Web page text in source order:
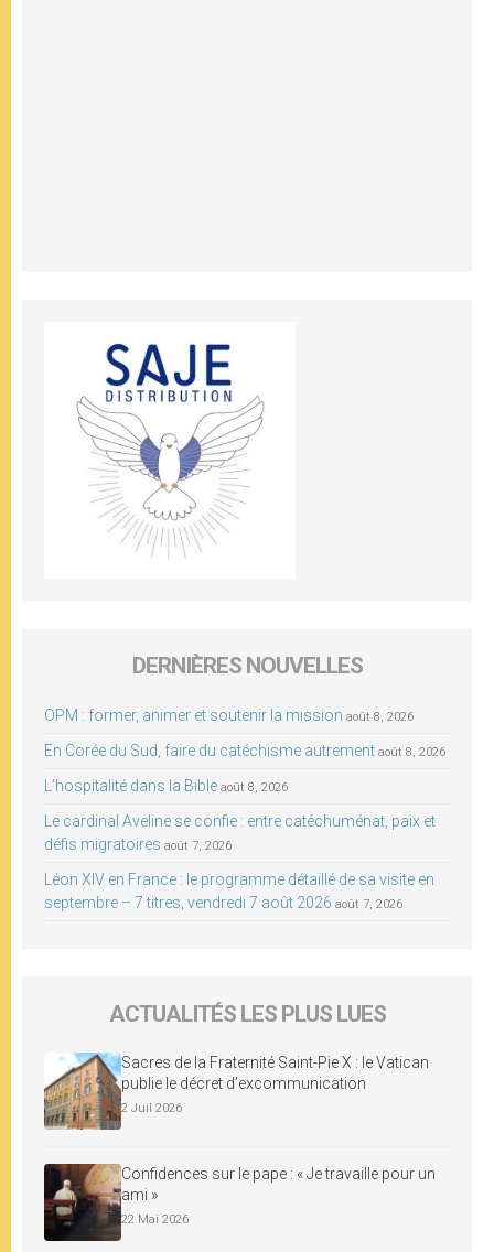
DERNIÈRES NOUVELLES
OPM : former, animer et soutenir la mission août 8, 2026
En Corée du Sud, faire du catéchisme autrement août 8, 2026
L’hospitalité dans la Bible août 8, 2026
Le cardinal Aveline se confie : entre catéchuménat, paix et
défis migratoires août 7, 2026
Léon XIV en France : le programme détaillé de sa visite en
septembre – 7 titres, vendredi 7 août 2026 août 7, 2026
ACTUALITÉS LES PLUS LUES
Sacres de la Fraternité Saint-Pie X : le Vatican
publie le décret d’excommunication
2 Juil 2026
Confidences sur le pape : « Je travaille pour un
ami »
22 Mai 2026